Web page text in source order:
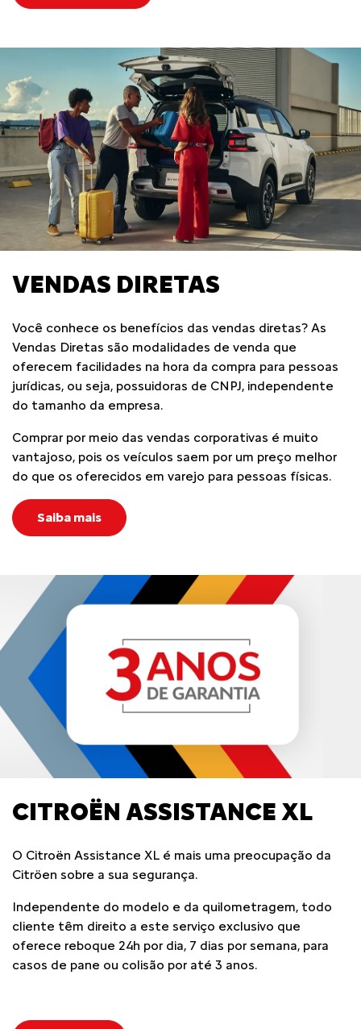
VENDAS DIRETAS
Você conhece os benefícios das vendas diretas? As
Vendas Diretas são modalidades de venda que
oferecem facilidades na hora da compra para pessoas
jurídicas, ou seja, possuidoras de CNPJ, independente
do tamanho da empresa.
Comprar por meio das vendas corporativas é muito
vantajoso, pois os veículos saem por um preço melhor
do que os oferecidos em varejo para pessoas físicas.
Saiba mais
CITROËN ASSISTANCE XL
O Citroën Assistance XL é mais uma preocupação da
Citröen sobre a sua segurança.
Independente do modelo e da quilometragem, todo
cliente têm direito a este serviço exclusivo que
oferece reboque 24h por dia, 7 dias por semana, para
casos de pane ou colisão por até 3 anos.